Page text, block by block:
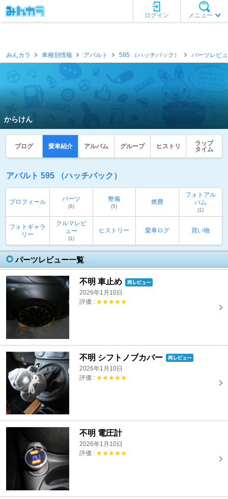
メニュー
ログイン
みんカラ 車種別情報 アバルト 595 （ハッチバック） パーツレビ
からけん
ブログ 愛車紹介 アルバム グループ ヒストリ
ラップ
タイム
アバルト 595 （ハッチバック）
プロフィール パーツ
(6)
整備
(5)
燃費
フォトアル
バム
(1)
フォトギャラ
リー
クルマレビ
ュー
(1)
ヒストリー 愛車ログ 買い物
パーツレビュー一覧
不明 車止め
2026年1月10日
評価 : ★★★★★
不明 シフトノブカバー
2026年1月10日
評価 : ★★★★★
不明 電圧計
2026年1月10日
評価 : ★★★★★